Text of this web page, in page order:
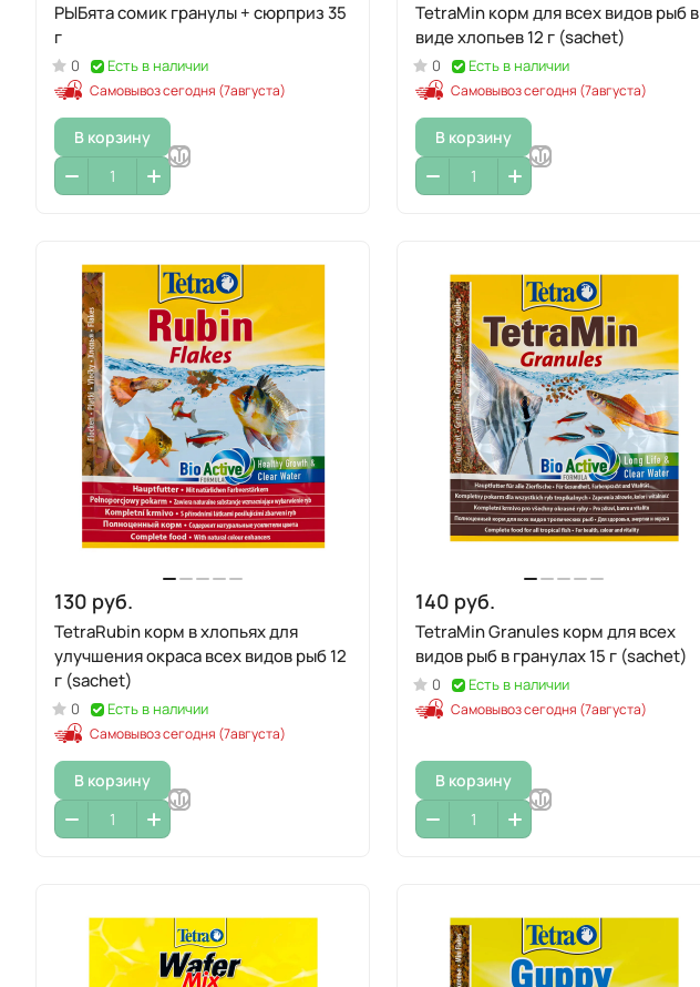
РЫБята сомик гранулы + сюрприз 35
г
0 Есть в наличии
Самовывоз сегодня (7августа)
В корзину
TetraMin корм для всех видов рыб в
виде хлопьев 12 г (sachet)
0 Есть в наличии
Самовывоз сегодня (7августа)
В корзину
130 руб.
TetraRubin корм в хлопьях для
улучшения окраса всех видов рыб 12
г (sachet)
0 Есть в наличии
Самовывоз сегодня (7августа)
В корзину
140 руб.
TetraMin Granules корм для всех
видов рыб в гранулах 15 г (sachet)
0 Есть в наличии
Самовывоз сегодня (7августа)
В корзину